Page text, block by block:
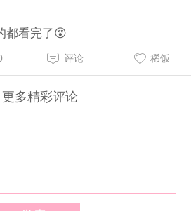
都看完了😵️
评论 稀饭
更多精彩评论